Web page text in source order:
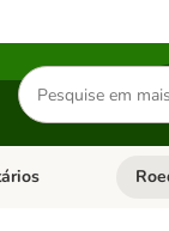
Pesquisar
produtos
categoria: Dieta Vet.
Abrir